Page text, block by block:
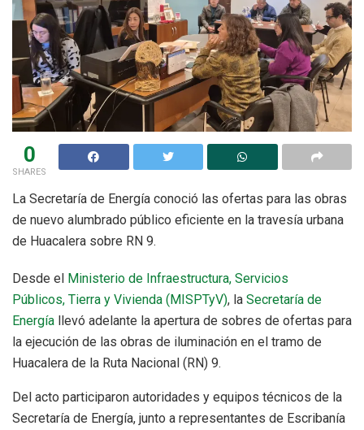
0
SHARES
La Secretaría de Energía conoció las ofertas para las obras
de nuevo alumbrado público eficiente en la travesía urbana
de Huacalera sobre RN 9.
Desde el Ministerio de Infraestructura, Servicios
Públicos, Tierra y Vivienda (MISPTyV), la Secretaría de
Energía llevó adelante la apertura de sobres de ofertas para
la ejecución de las obras de iluminación en el tramo de
Huacalera de la Ruta Nacional (RN) 9.
Del acto participaron autoridades y equipos técnicos de la
Secretaría de Energía, junto a representantes de Escribanía